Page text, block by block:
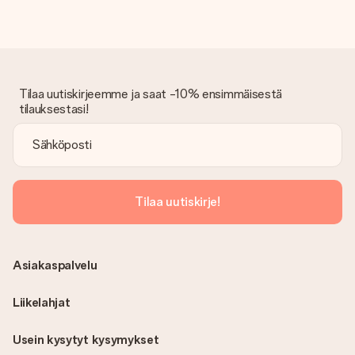
Tilaa uutiskirjeemme ja saat -10% ensimmäisestä
tilauksestasi!
Tilaa uutiskirje!
Usein kysytyt kysymykset
Asiakaspalvelu
Liikelahjat